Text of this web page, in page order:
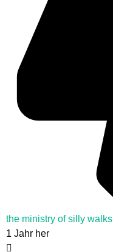
the ministry of silly walks
1 Jahr her